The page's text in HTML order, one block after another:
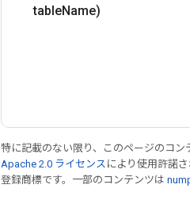
tableName)
特に記載のない限り、このページのコン
Apache 2.0 ライセンス により使用許諾さ
登録商標です。一部のコンテンツは